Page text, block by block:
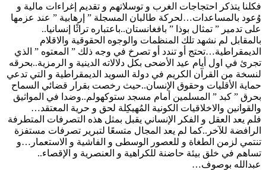
فكلنا يتذكر احتجاجات الغرب و توسلاتهم و تقديم إغراءات مالية و
وُعود بالمساعدات…لحركة طالبان المسجلة ” إرهابية ” عند عزمها
على تدمير ” تمثال بوذا ” بافغانستان..باعتباره تراثًا إنسانيا..
بالمقابل لم نشهد تلك المنظمات والوجوه الحقوقية والاقلام
الديمقراطية…تحتج أو تندد أو تصرخ في وجه ذلك ” المعتوه ” الذي
تجرئ في اول أيام عيد الأضحى بكل دلالاته الدينية و الرمزية..بحرقه
لنسخة من القرآن الكريم في دولة السويد الديمقراطية و التي تدعي
حماية الأقليات وحقوق الإنسان..حيث رخصت بقرار قضائي السماح
بحرق ” كبد ” المسلمين أمام مسجد ستوكهولم..وضدا في المواثيق
والقوانين والاخلاقيات الكونية المُهيكِلة لحق و حرية المعتقد…
فلم يعد العقل و الفكر الإنساني يقبل بمثل هذه التصرفات المتطرفة
الرافضة للآخر..كما لم يعد المجال متسعًا لتبرير تصرفات مستفزة
تنتمي لزمن الطغاة و للعصور الوسطى و الفاشية و الاستعمار…و
تساهم في خلق بيئة حاضنة للكراهية و العنصرية و الإقصاء..
عبدالله بوصوف…